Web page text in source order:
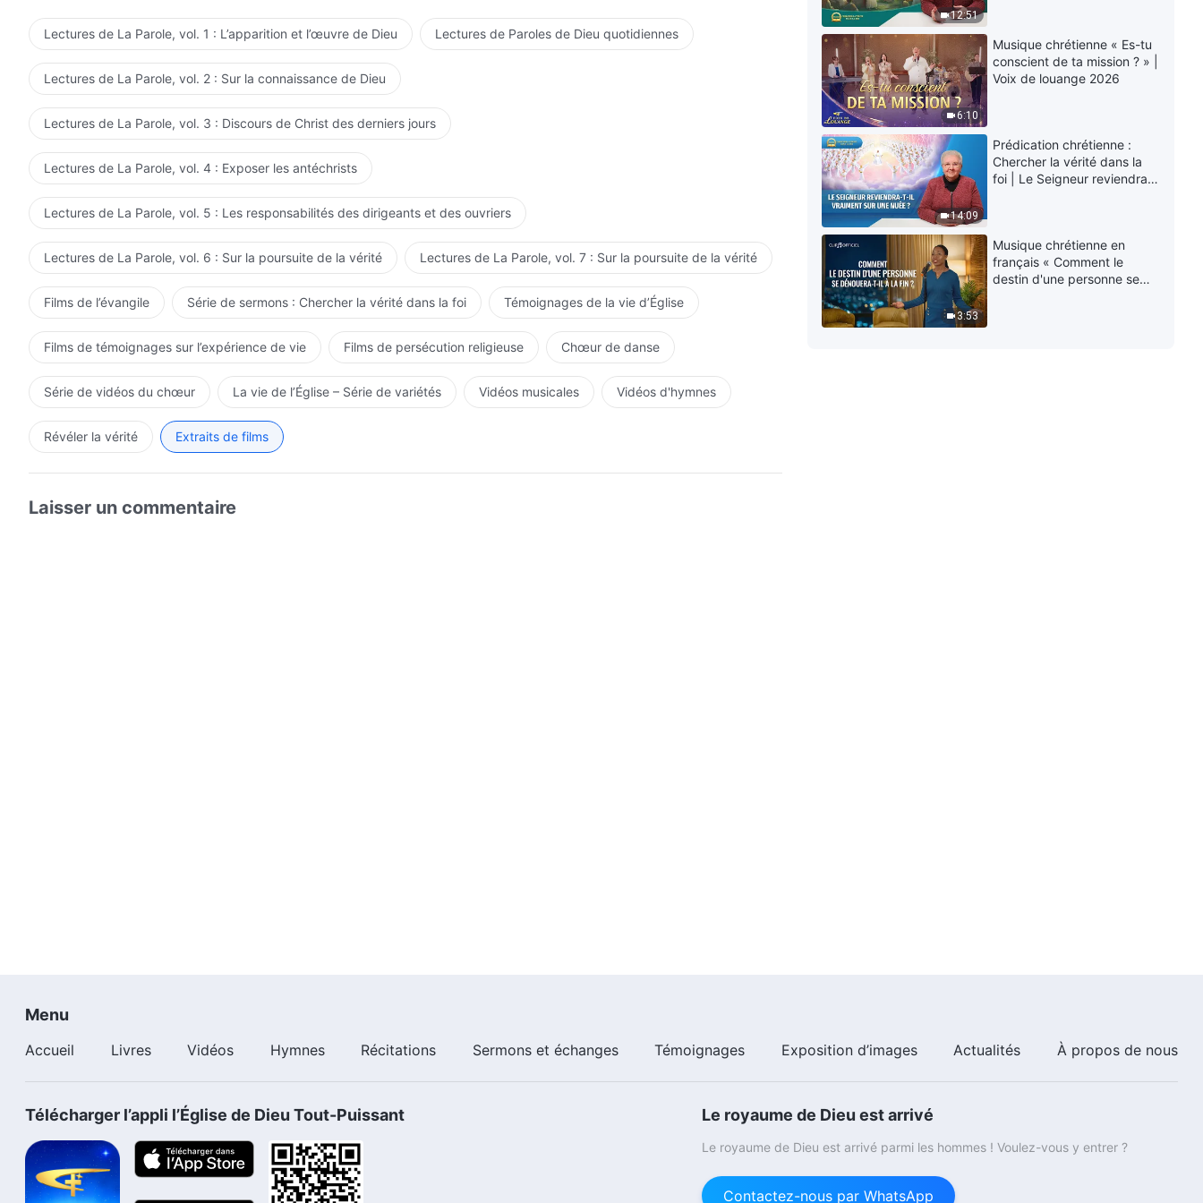
Lectures de La Parole, vol. 1 : L’apparition et l’œuvre de Dieu Lectures de Paroles de Dieu quotidiennes
Lectures de La Parole, vol. 2 : Sur la connaissance de Dieu
Lectures de La Parole, vol. 3 : Discours de Christ des derniers jours
Lectures de La Parole, vol. 4 : Exposer les antéchrists
Lectures de La Parole, vol. 5 : Les responsabilités des dirigeants et des ouvriers
Lectures de La Parole, vol. 6 : Sur la poursuite de la vérité Lectures de La Parole, vol. 7 : Sur la poursuite de la vérité
Films de l’évangile Série de sermons : Chercher la vérité dans la foi Témoignages de la vie d’Église
Films de témoignages sur l’expérience de vie Films de persécution religieuse Chœur de danse
Série de vidéos du chœur La vie de l’Église – Série de variétés Vidéos musicales Vidéos d'hymnes
Révéler la vérité Extraits de films
Laisser un commentaire
12:51
6:10
Musique chrétienne « Es-tu
conscient de ta mission ? » |
Voix de louange 2026
14:09
Prédication chrétienne :
Chercher la vérité dans la
foi | Le Seigneur reviendra-
3:53
Musique chrétienne en
français « Comment le
destin d'une personne se
Menu
Accueil Livres Vidéos Hymnes Récitations Sermons et échanges Témoignages Exposition d’images Actualités À propos de nous
Télécharger l’appli l’Église de Dieu Tout-Puissant Le royaume de Dieu est arrivé
Le royaume de Dieu est arrivé parmi les hommes ! Voulez-vous y entrer ?
Contactez-nous par WhatsApp